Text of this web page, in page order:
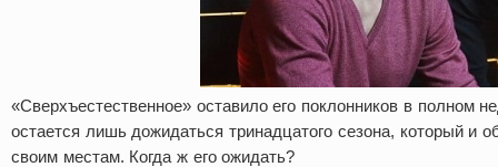
«Сверхъестественное» оставило его поклонников в полном
остается лишь дожидаться тринадцатого сезона, который и
своим местам. Когда ж его ожидать?